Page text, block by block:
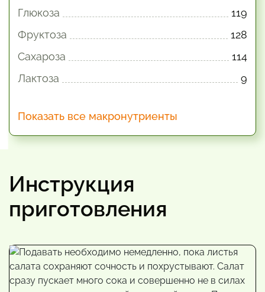
Глюкоза
119
Фруктоза
128
Сахароза
114
Лактоза
9
Показать все макронутриенты
Инструкция
приготовления